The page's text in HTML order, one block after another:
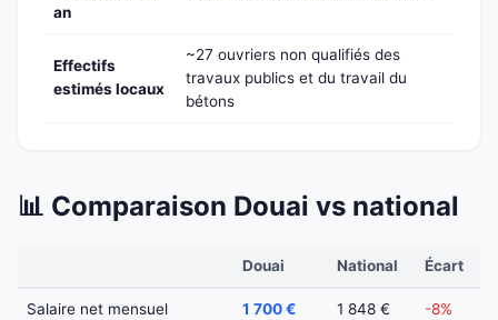
an
Effectifs
estimés locaux
~27 ouvriers non qualifiés des
travaux publics et du travail du
bétons
📊 Comparaison Douai vs national
Douai National Écart
Salaire net mensuel 1 700 € 1 848 € -8%